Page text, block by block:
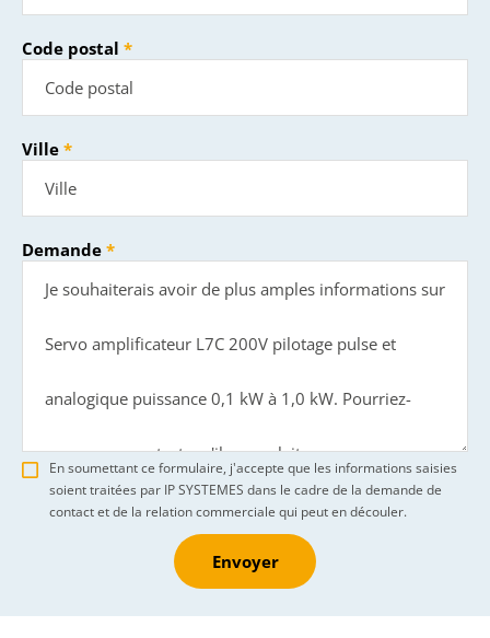
Code postal
Ville
Demande
En soumettant ce formulaire, j'accepte que les informations saisies
soient traitées par IP SYSTEMES dans le cadre de la demande de
contact et de la relation commerciale qui peut en découler.
Envoyer